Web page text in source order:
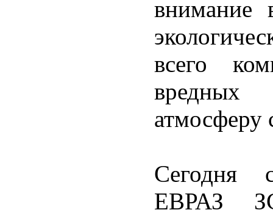
внимание
всего
вредных
атмосферу
Сегодня
ЕВРАЗ